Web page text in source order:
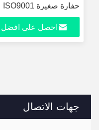
جهات الاتصال
حفارة صغيرة ISO9001
احصل على افضل